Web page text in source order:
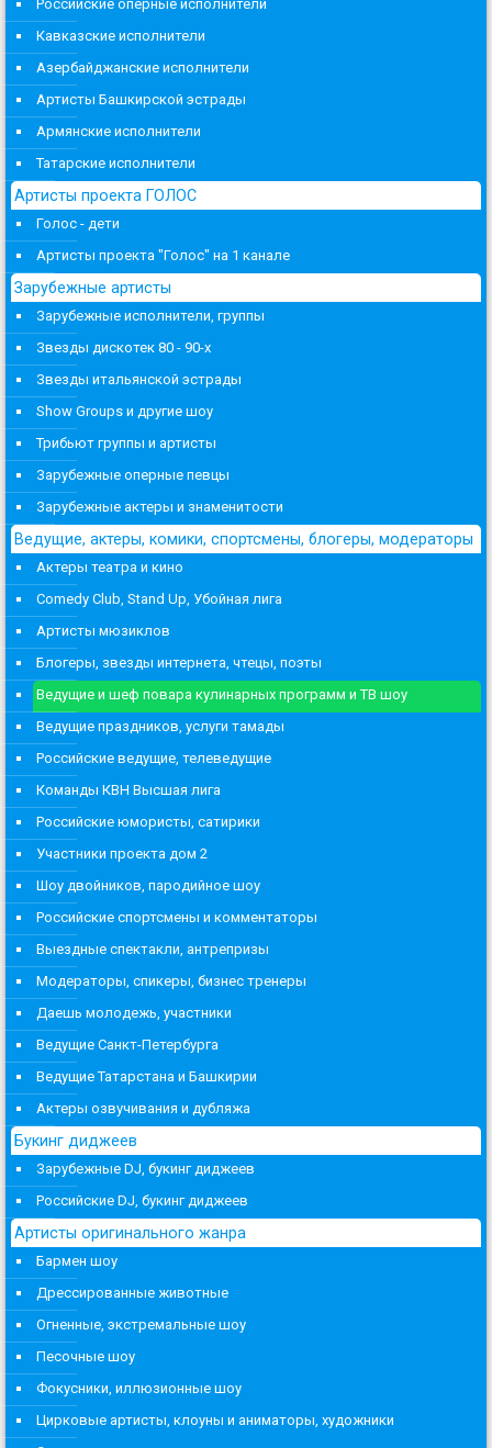
Российские оперные исполнители
Кавказские исполнители
Азербайджанские исполнители
Артисты Башкирской эстрады
Армянские исполнители
Татарские исполнители
Артисты проекта ГОЛОС
Голос - дети
Артисты проекта "Голос" на 1 канале
Зарубежные артисты
Зарубежные исполнители, группы
Звезды дискотек 80 - 90-х
Звезды итальянской эстрады
Show Groups и другие шоу
Трибьют группы и артисты
Зарубежные оперные певцы
Зарубежные актеры и знаменитости
Ведущие, актеры, комики, спортсмены, блогеры, модераторы
Актеры театра и кино
Comedy Club, Stand Up, Убойная лига
Артисты мюзиклов
Блогеры, звезды интернета, чтецы, поэты
Ведущие и шеф повара кулинарных программ и ТВ шоу
Ведущие праздников, услуги тамады
Российские ведущие, телеведущие
Команды КВН Высшая лига
Российские юмористы, сатирики
Участники проекта дом 2
Шоу двойников, пародийное шоу
Российские спортсмены и комментаторы
Выездные спектакли, антрепризы
Модераторы, спикеры, бизнес тренеры
Даешь молодежь, участники
Ведущие Санкт-Петербурга
Ведущие Татарстана и Башкирии
Актеры озвучивания и дубляжа
Букинг диджеев
Зарубежные DJ, букинг диджеев
Российские DJ, букинг диджеев
Артисты оригинального жанра
Бармен шоу
Дрессированные животные
Огненные, экстремальные шоу
Песочные шоу
Фокусники, иллюзионные шоу
Цирковые артисты, клоуны и аниматоры, художники